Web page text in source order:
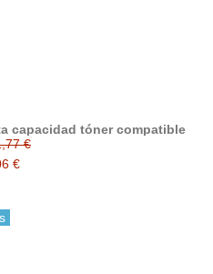
capacidad tóner compatible
€
€